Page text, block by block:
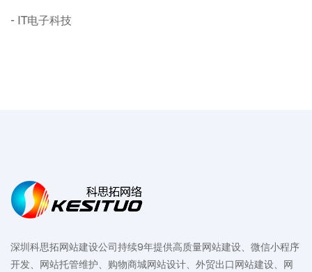
IT电子科技
深圳科思拓网站建设公司持续9年提供高质量网站建设、微信小程序
开发、网站托管维护、购物商城网站设计、外贸出口网站建设、网